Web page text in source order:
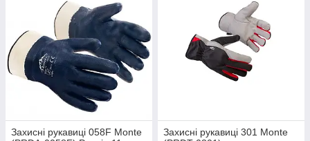
Захисні рукавиці 058F Monte
Захисні рукавиці 301 Monte